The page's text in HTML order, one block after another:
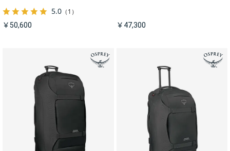
5.0 （1）
￥50,600 ￥47,300